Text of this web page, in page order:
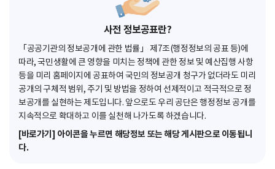
사전 정보공표란?
「공공기관의 정보공개에 관한 법률」 제7조(행정정보의 공표 등)에
따라, 국민생활에 큰 영향을 미치는 정책에 관한 정보 및 예산집행 사항
등을 미리 홈페이지에 공표하여 국민의 정보공개 청구가 없더라도 미리
공개의 구체적 범위, 주기 및 방법을 정하여 선제적이고 적극적으로 정
보공개를 실현하는 제도입니다. 앞으로도 우리 공단은 행정정보 공개를
지속적으로 확대하고 이를 실천해 나가도록 하겠습니다.
[바로가기] 아이콘을 누르면 해당정보 또는 해당 게시판으로 이동됩니
다.